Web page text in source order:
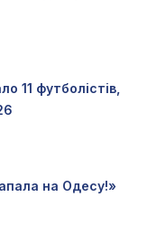
11 футболістів,
на Одесу!»